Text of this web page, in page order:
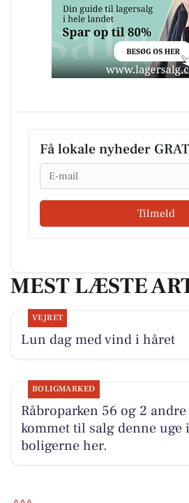
Få lokale nyheder
Email
Tilmeld
MEST LÆSTE
VEJRET
Lun dag med vind i håret
BOLIGMARKED
Råbroparken 56 og 2
kommet til salg denne uge
boligerne her.